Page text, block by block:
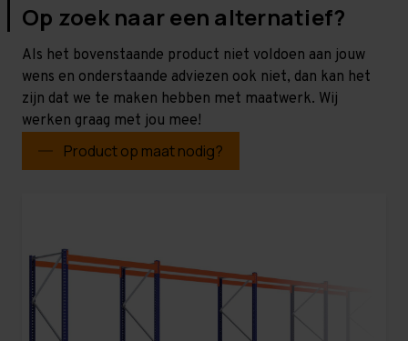
Op zoek naar een alternatief?
Als het bovenstaande product niet voldoen aan jouw
wens en onderstaande adviezen ook niet, dan kan het
zijn dat we te maken hebben met maatwerk. Wij
werken graag met jou mee!
Product op maat nodig?